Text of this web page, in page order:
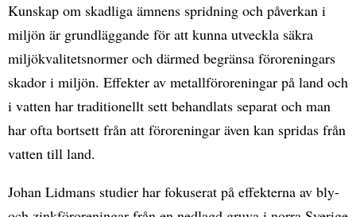
Kunskap om skadliga ämnens spridning och påverkan i
miljön är grundläggande för att kunna utveckla säkra
miljökvalitetsnormer och därmed begränsa föroreningars
skador i miljön. Effekter av metallföroreningar på land och
i vatten har traditionellt sett behandlats separat och man
har ofta bortsett från att föroreningar även kan spridas från
vatten till land.
Johan Lidmans studier har fokuserat på effekterna av bly-